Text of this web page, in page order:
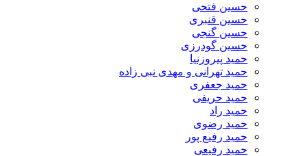
حسین فتحی
حسین قنبری
حسین گنجی
حسین گودرزی
حمید پیروزنیا
حمید تهرانی و مهدی نبی زاده
حمید جعفری
حمید حریفی
حمید راد
حمید رضوی
حمید رفیع پور
حمید رفیعی